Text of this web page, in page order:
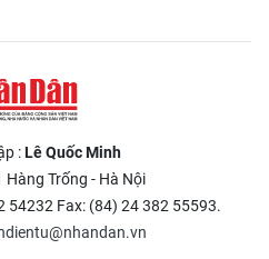
:Lê Quốc Minh
Hàng Trống - Hà Nội
54232 Fax: (84) 24 382 55593.